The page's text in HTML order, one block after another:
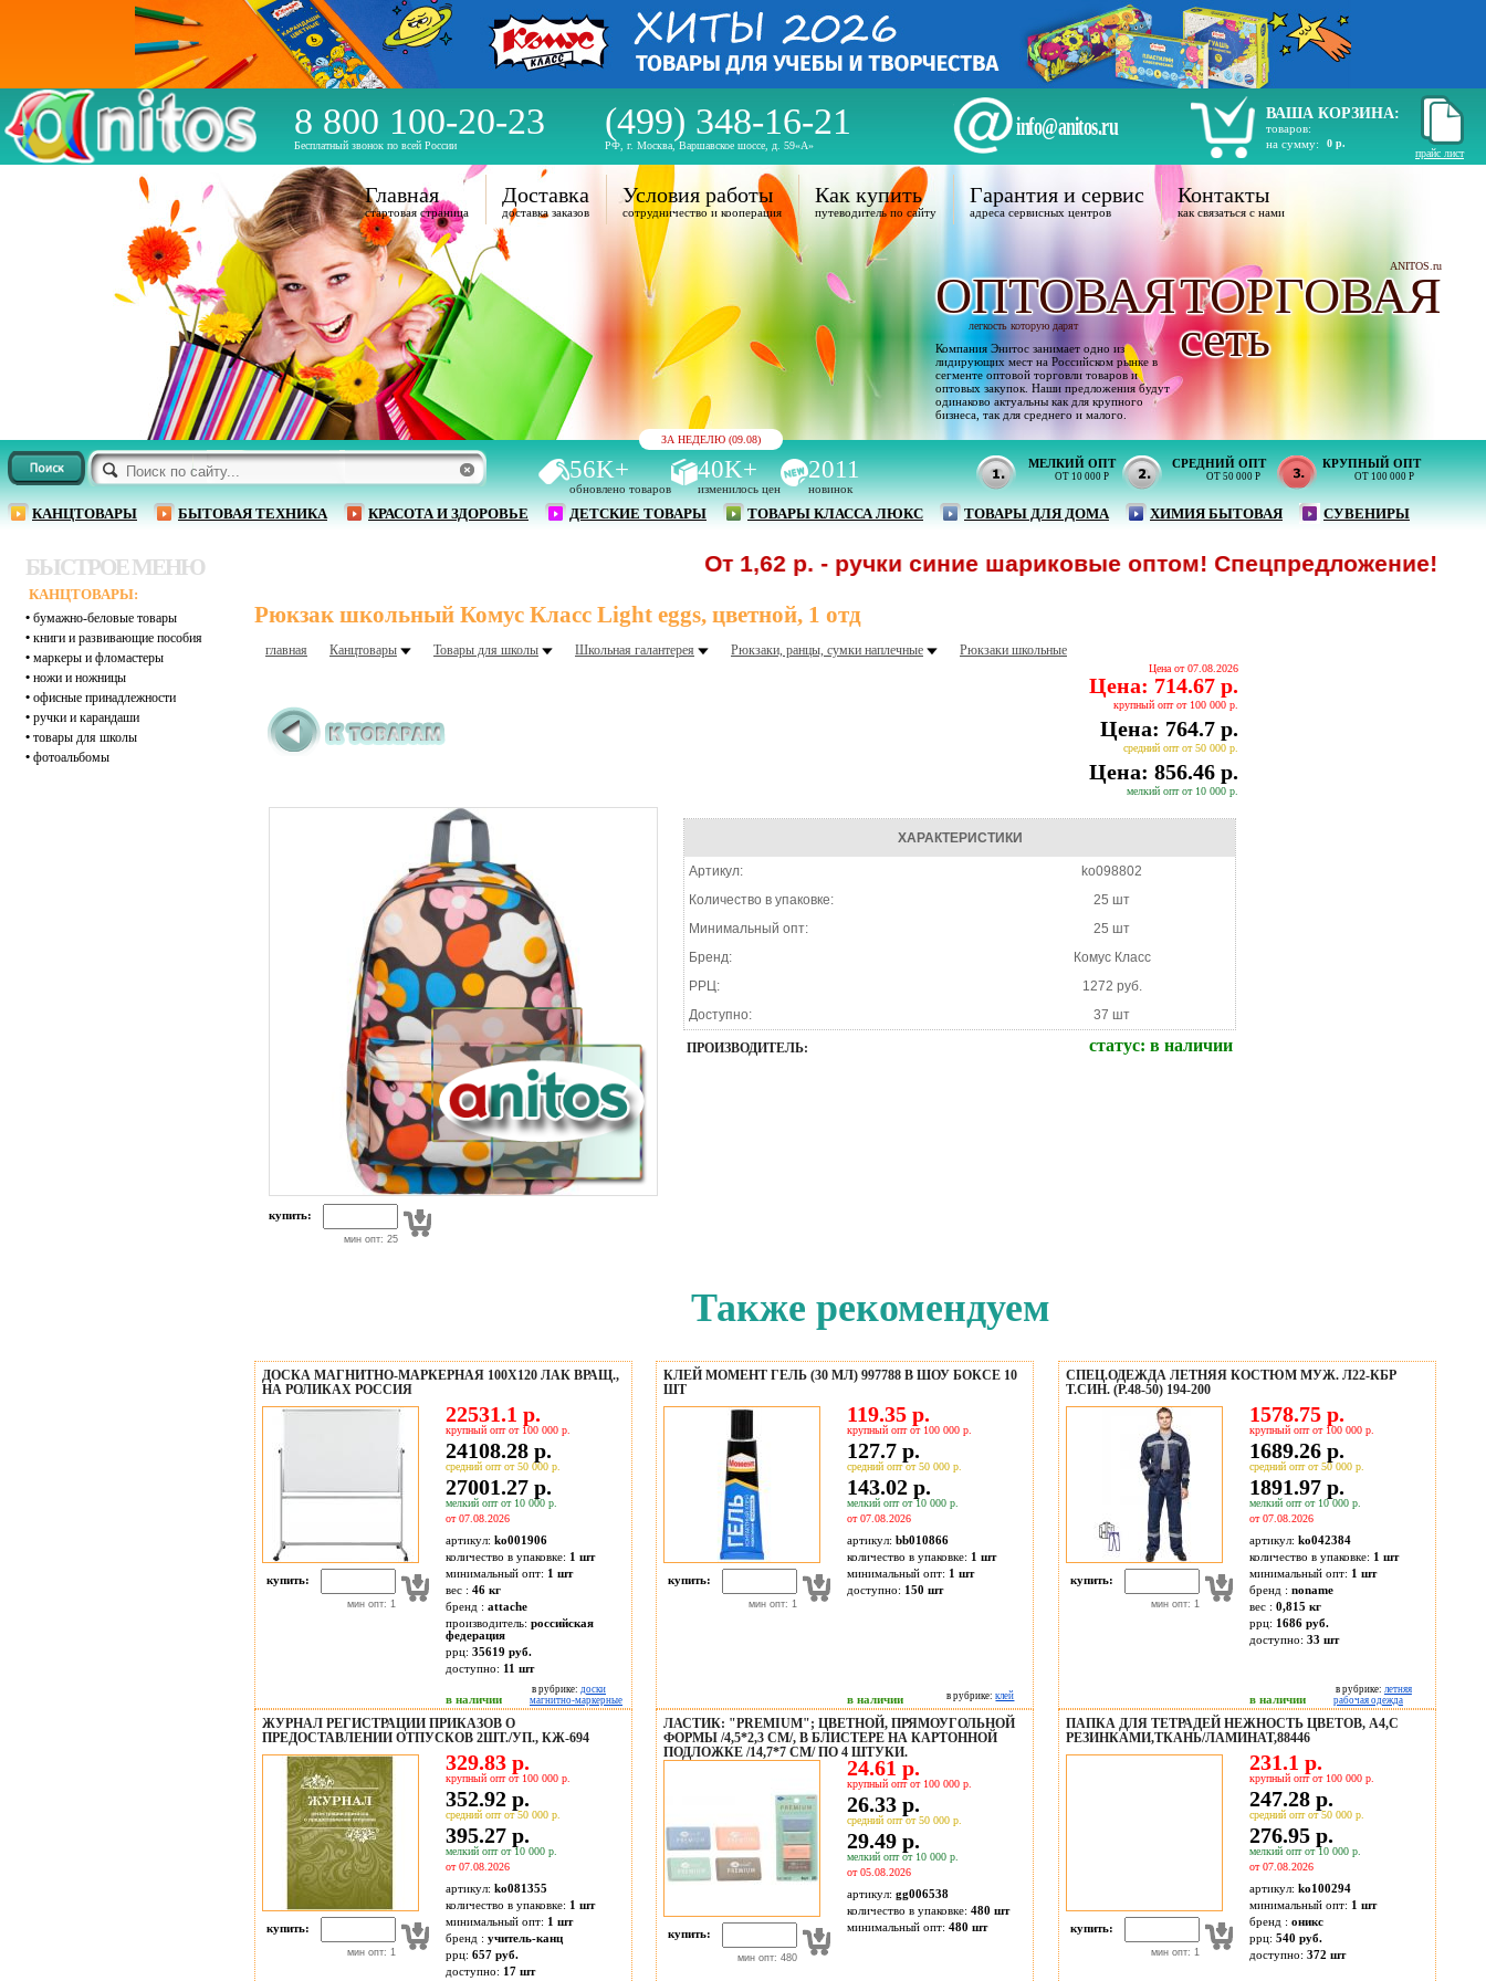
8 800 100-20-23
Бесплатный звонок по всей России
(499) 348-16-21
РФ, г. Москва, Варшавское шоссе, д. 59«А»
info@anitos.ru
ВАША КОРЗИНА:
товаров:
на сумму:
0 р.
прайс лист
ЗА НЕДЕЛЮ (09.08)
56K+
обновлено товаров
40K+
изменилось цен
2011
новинок
МЕЛКИЙ ОПТ
ОТ 10 000 Р
СРЕДНИЙ ОПТ
ОТ 50 000 Р
КРУПНЫЙ ОПТ
ОТ 100 000 Р
КАНЦТОВАРЫ БЫТОВАЯ ТЕХНИКА КРАСОТА И ЗДОРОВЬЕ ДЕТСКИЕ ТОВАРЫ ТОВАРЫ КЛАССА ЛЮКС ТОВАРЫ ДЛЯ ДОМА ХИМИЯ БЫТОВАЯ СУВЕНИРЫ
Главная
стартовая страница
Доставка
доставка заказов
Условия работы
сотрудничество и кооперация
Как купить
путеводитель по сайту
Гарантия и сервис
адреса сервисных центров
Контакты
как связаться с нами
ANITOS.ru
ОПТОВАЯТОРГОВАЯ
легкость которую дарят
Компания Энитос занимает одно из
лидирующих мест на Российском рынке в
сегменте оптовой торговли товаров и
оптовых закупок. Наши предложения будут
одинаково актуальны как для крупного
бизнеса, так для среднего и малого.
сеть
БЫСТРОЕ МЕНЮ
КАНЦТОВАРЫ:
• бумажно-беловые товары
• книги и развивающие пособия
• маркеры и фломастеры
• ножи и ножницы
• офисные принадлежности
• ручки и карандаши
• товары для школы
• фотоальбомы
От 1,62 р. - ручки синие шариковые оптом! Спецпредложение!
Рюкзак школьный Комус Класс Light eggs, цветной, 1 отд
главная Канцтовары Товары для школы Школьная галантерея Рюкзаки, ранцы, сумки наплечные Рюкзаки школьные
Цена от 07.08.2026
Цена: 714.67 р.
крупный опт от 100 000 р.
Цена: 764.7 р.
средний опт от 50 000 р.
Цена: 856.46 р.
мелкий опт от 10 000 р.
ХАРАКТЕРИСТИКИ
Артикул:
ko098802
Количество в упаковке:
25 шт
Минимальный опт:
25 шт
Бренд:
Комус Класс
РРЦ:
1272 руб.
Доступно:
37 шт
ПРОИЗВОДИТЕЛЬ: статус: в наличии
купить:
мин опт: 25
Также рекомендуем
ДОСКА МАГНИТНО-МАРКЕРНАЯ 100Х120 ЛАК ВРАЩ.,
НА РОЛИКАХ РОССИЯ
купить:
мин опт: 1
22531.1 р.
крупный опт от 100 000 р.
24108.28 р.
средний опт от 50 000 р.
27001.27 р.
мелкий опт от 10 000 р.
от 07.08.2026
артикул: ko001906
количество в упаковке: 1 шт
минимальный опт: 1 шт
вес : 46 кг
бренд : attache
производитель: российская
федерация
ррц: 35619 руб.
доступно: 11 шт
в наличии
в рубрике: доски
магнитно-маркерные
КЛЕЙ МОМЕНТ ГЕЛЬ (30 МЛ) 997788 В ШОУ БОКСЕ 10
ШТ
купить:
мин опт: 1
119.35 р.
крупный опт от 100 000 р.
127.7 р.
средний опт от 50 000 р.
143.02 р.
мелкий опт от 10 000 р.
от 07.08.2026
артикул:bb010866
количество в упаковке: 1 шт
минимальный опт: 1 шт
доступно: 150 шт
в наличии в рубрике:клей
СПЕЦ.ОДЕЖДА ЛЕТНЯЯ КОСТЮМ МУЖ. Л22-КБР
Т.СИН. (Р.48-50) 194-200
купить:
мин опт: 1
1578.75 р.
крупный опт от 100 000 р.
1689.26 р.
средний опт от 50 000 р.
1891.97 р.
мелкий опт от 10 000 р.
от 07.08.2026
артикул: ko042384
количество в упаковке: 1 шт
минимальный опт: 1 шт
бренд : noname
вес : 0,815 кг
ррц: 1686 руб.
доступно: 33 шт
в наличии
в рубрике: летняя
рабочая одежда
ЖУРНАЛ РЕГИСТРАЦИИ ПРИКАЗОВ О
ПРЕДОСТАВЛЕНИИ ОТПУСКОВ 2ШТ./УП., КЖ-694
купить:
мин опт: 1
329.83 р.
крупный опт от 100 000 р.
352.92 р.
средний опт от 50 000 р.
395.27 р.
мелкий опт от 10 000 р.
от 07.08.2026
артикул: ko081355
количество в упаковке: 1 шт
минимальный опт: 1 шт
бренд : учитель-канц
ррц: 657 руб.
доступно: 17 шт
ЛАСТИК: "PREMIUM"; ЦВЕТНОЙ, ПРЯМОУГОЛЬНОЙ
ФОРМЫ /4,5*2,3 СМ/, В БЛИСТЕРЕ НА КАРТОННОЙ
ПОДЛОЖКЕ /14,7*7 СМ/ ПО 4 ШТУКИ.
купить:
мин опт: 480
24.61 р.
крупный опт от 100 000 р.
26.33 р.
средний опт от 50 000 р.
29.49 р.
мелкий опт от 10 000 р.
от 05.08.2026
артикул:gg006538
количество в упаковке:480 шт
минимальный опт:480 шт
ПАПКА ДЛЯ ТЕТРАДЕЙ НЕЖНОСТЬ ЦВЕТОВ, А4,С
РЕЗИНКАМИ,ТКАНЬ/ЛАМИНАТ,88446
купить:
мин опт: 1
231.1 р.
крупный опт от 100 000 р.
247.28 р.
средний опт от 50 000 р.
276.95 р.
мелкий опт от 10 000 р.
от 07.08.2026
артикул: ko100294
минимальный опт: 1 шт
бренд : оникс
ррц: 540 руб.
доступно: 372 шт